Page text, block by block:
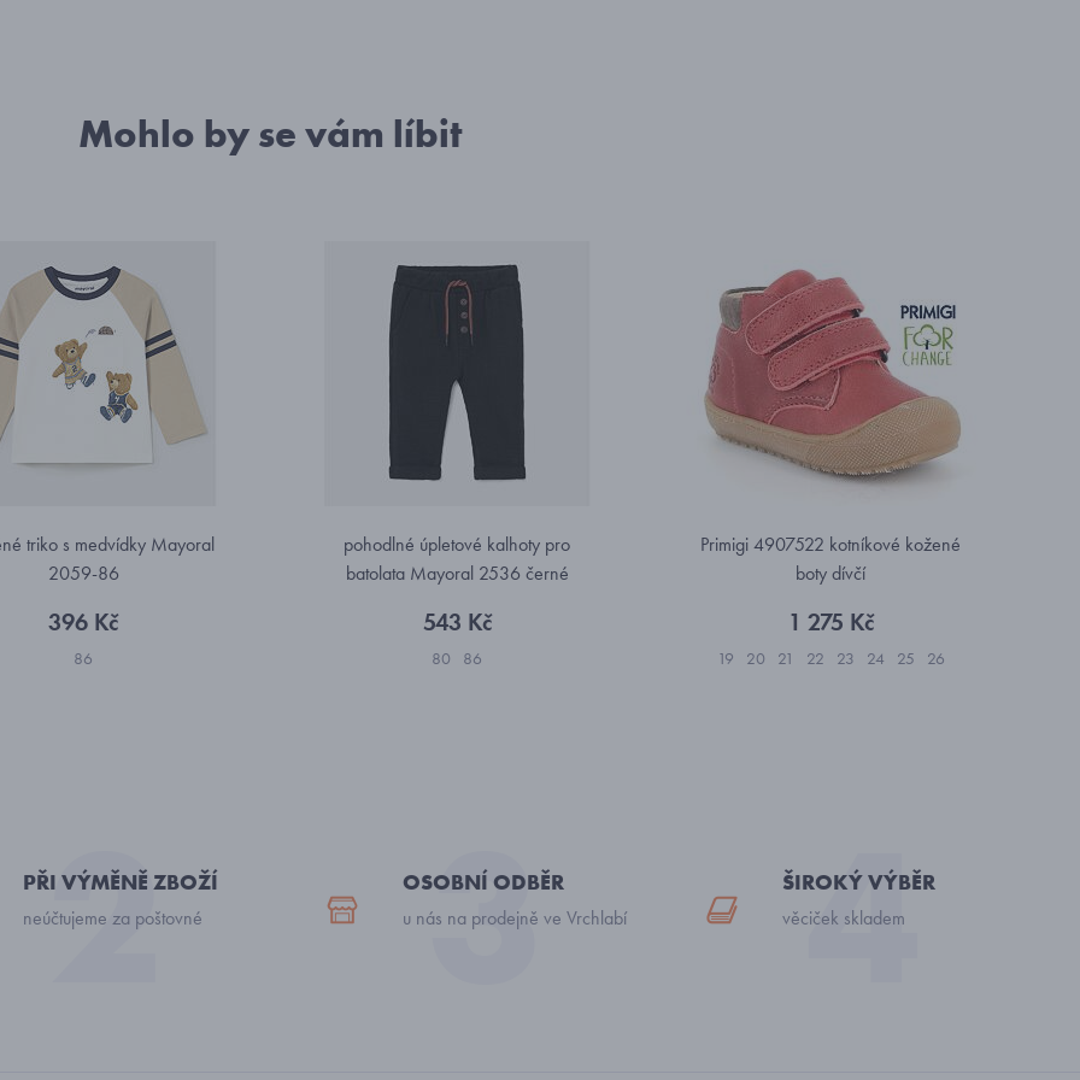
Mohlo by se vám líbit
triko s medvídky Mayoral
2059-86
396 Kč
86
pohodlné úpletové kalhoty pro
batolata Mayoral 2536 černé
543 Kč
80 86
Primigi 4907522 kotníkové kožené
boty dívčí
1 275 Kč
19 20 21 22 23 24 25 26
PŘI VÝMĚNĚ ZBOŽÍ
neúčtujeme za poštovné
OSOBNÍ ODBĚR
u nás na prodejně ve Vrchlabí
ŠIROKÝ VÝBĚR
věciček skladem